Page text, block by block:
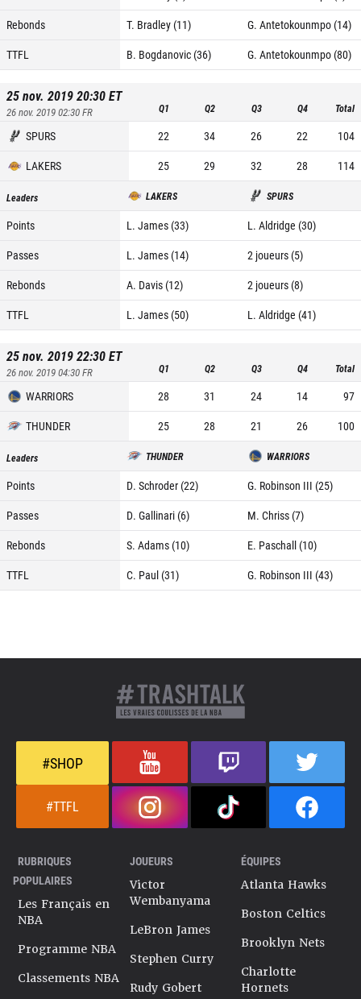
Rebonds
T. Bradley (11)
G. Antetokounmpo (14)
TTFL
B. Bogdanovic (36) G. Antetokounmpo (80)
25 nov. 2019 20:30ET
26 nov. 2019 02:30FR Q1 Q2 Q3 Q4 Total
SPURS 22 34 26 22
104
LAKERS
25 29 32 28 114
Leaders LAKERS SPURS
Points L. James (33)
L. Aldridge (30)
Passes
L. James (14)
2 joueurs (5)
Rebonds
A. Davis (12)
2 joueurs (8)
TTFL
L. James (50) L. Aldridge (41)
25 nov. 2019 22:30ET
26 nov. 2019 04:30FR Q1 Q2 Q3 Q4 Total
WARRIORS 28 31 24 14
97
THUNDER
25 28 21 26 100
Leaders THUNDER WARRIORS
Points D. Schroder (22)
G. Robinson III (25)
Passes
D. Gallinari (6)
M. Chriss (7)
Rebonds
S. Adams (10)
E. Paschall (10)
TTFL
C. Paul (31) G. Robinson III (43)
#SHOP
#TTFL
RUBRIQUES
POPULAIRES
Les Français en
NBA
Programme NBA
Classements NBA
JOUEURS
Victor
Wembanyama
LeBron James
Stephen Curry
Rudy Gobert
ÉQUIPES
Atlanta Hawks
Boston Celtics
Brooklyn Nets
Charlotte
Hornets